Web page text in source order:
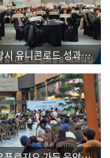
2025 의왕시 유니콘로드 성과공유 네트워킹